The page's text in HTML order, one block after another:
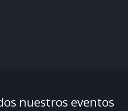
nuestros eventos